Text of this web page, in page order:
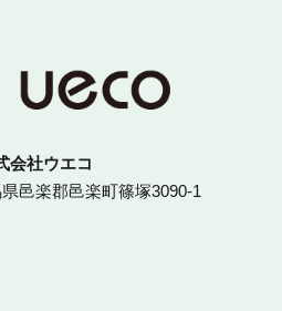
会社ウエコ
邑楽郡邑楽町篠塚3090-1